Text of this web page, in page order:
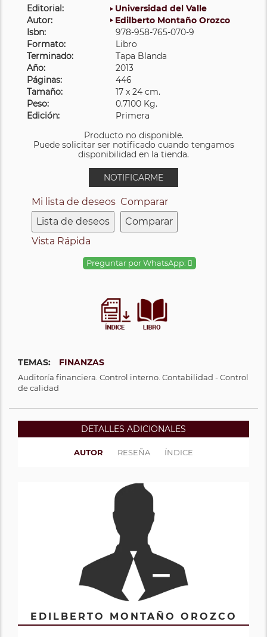
Editorial:
Universidad del Valle
Autor:
Edilberto Montaño Orozco
Isbn:
978-958-765-070-9
Formato:
Libro
Terminado:
Tapa Blanda
Año:
2013
Páginas:
446
Tamaño:
17 x 24 cm.
Peso:
0.7100 Kg.
Edición:
Primera
Producto no disponible.
Puede solicitar ser notificado cuando tengamos
disponibilidad en la tienda.
NOTIFICARME
Mi lista de deseos
Lista de deseos
Comparar
Comparar
Vista Rápida
Preguntar por WhatsApp:
TEMAS: FINANZAS
Auditoría financiera. Control interno. Contabilidad - Control
de calidad
DETALLES ADICIONALES
AUTOR RESEÑA ÍNDICE
EDILBERTO MONTAÑO OROZCO